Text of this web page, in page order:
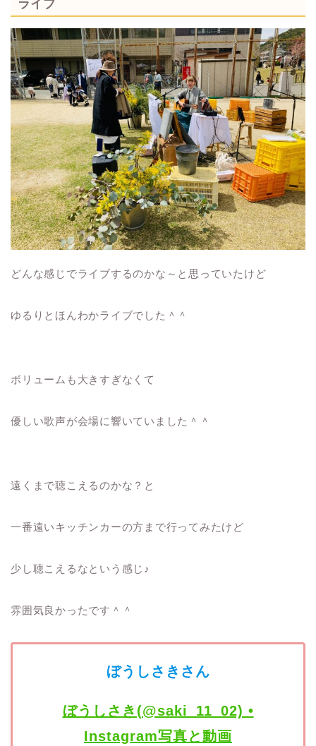
ライブ
どんな感じでライブするのかな～と思っていたけど
ゆるりとほんわかライブでした＾＾
ボリュームも大きすぎなくて
優しい歌声が会場に響いていました＾＾
遠くまで聴こえるのかな？と
一番遠いキッチンカーの方まで行ってみたけど
少し聴こえるなという感じ♪
雰囲気良かったです＾＾
ぼうしさきさん
ぼうしさき(@saki_11_02) •
Instagram写真と動画